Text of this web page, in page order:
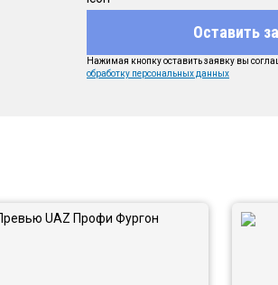
Оставить
Нажимая кнопку оставить заявку вы
обработку персональных данных